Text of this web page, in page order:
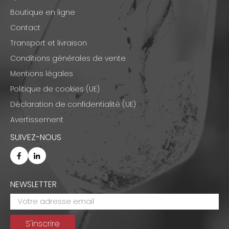
Boutique en ligne
Contact
Transport et livraison
Conditions générales de vente
Mentions légales
Politique de cookies (UE)
Déclaration de confidentialité (UE)
Avertissement
SUIVEZ-NOUS
NEWSLETTER